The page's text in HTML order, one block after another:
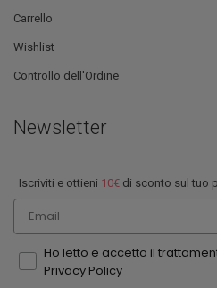
Carrello
Wishlist
Controllo dell'Ordine
Newsletter
Iscriviti e ottieni 10€ di sconto sul tuo
Email
Ho letto e accetto il
Privacy Policy